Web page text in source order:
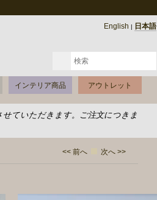
English | 日本語
インテリア商品 アウトレット
せていただきます。ご注文につきま
<< 前へ 次へ >>